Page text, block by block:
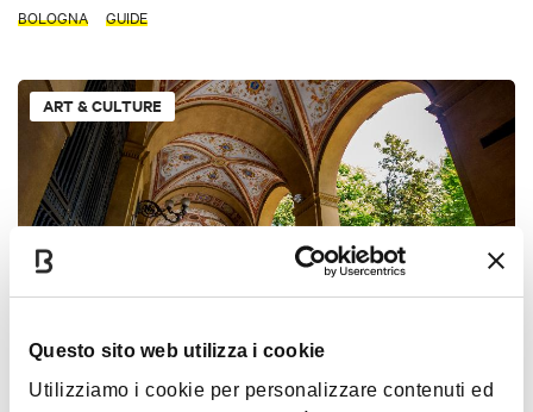
Questo sito web utilizza i cookie
Utilizziamo i cookie per personalizzare contenuti ed
BOLOGNA GUIDE
ART & CULTURE
Curiosities about Bologna's Porticoes